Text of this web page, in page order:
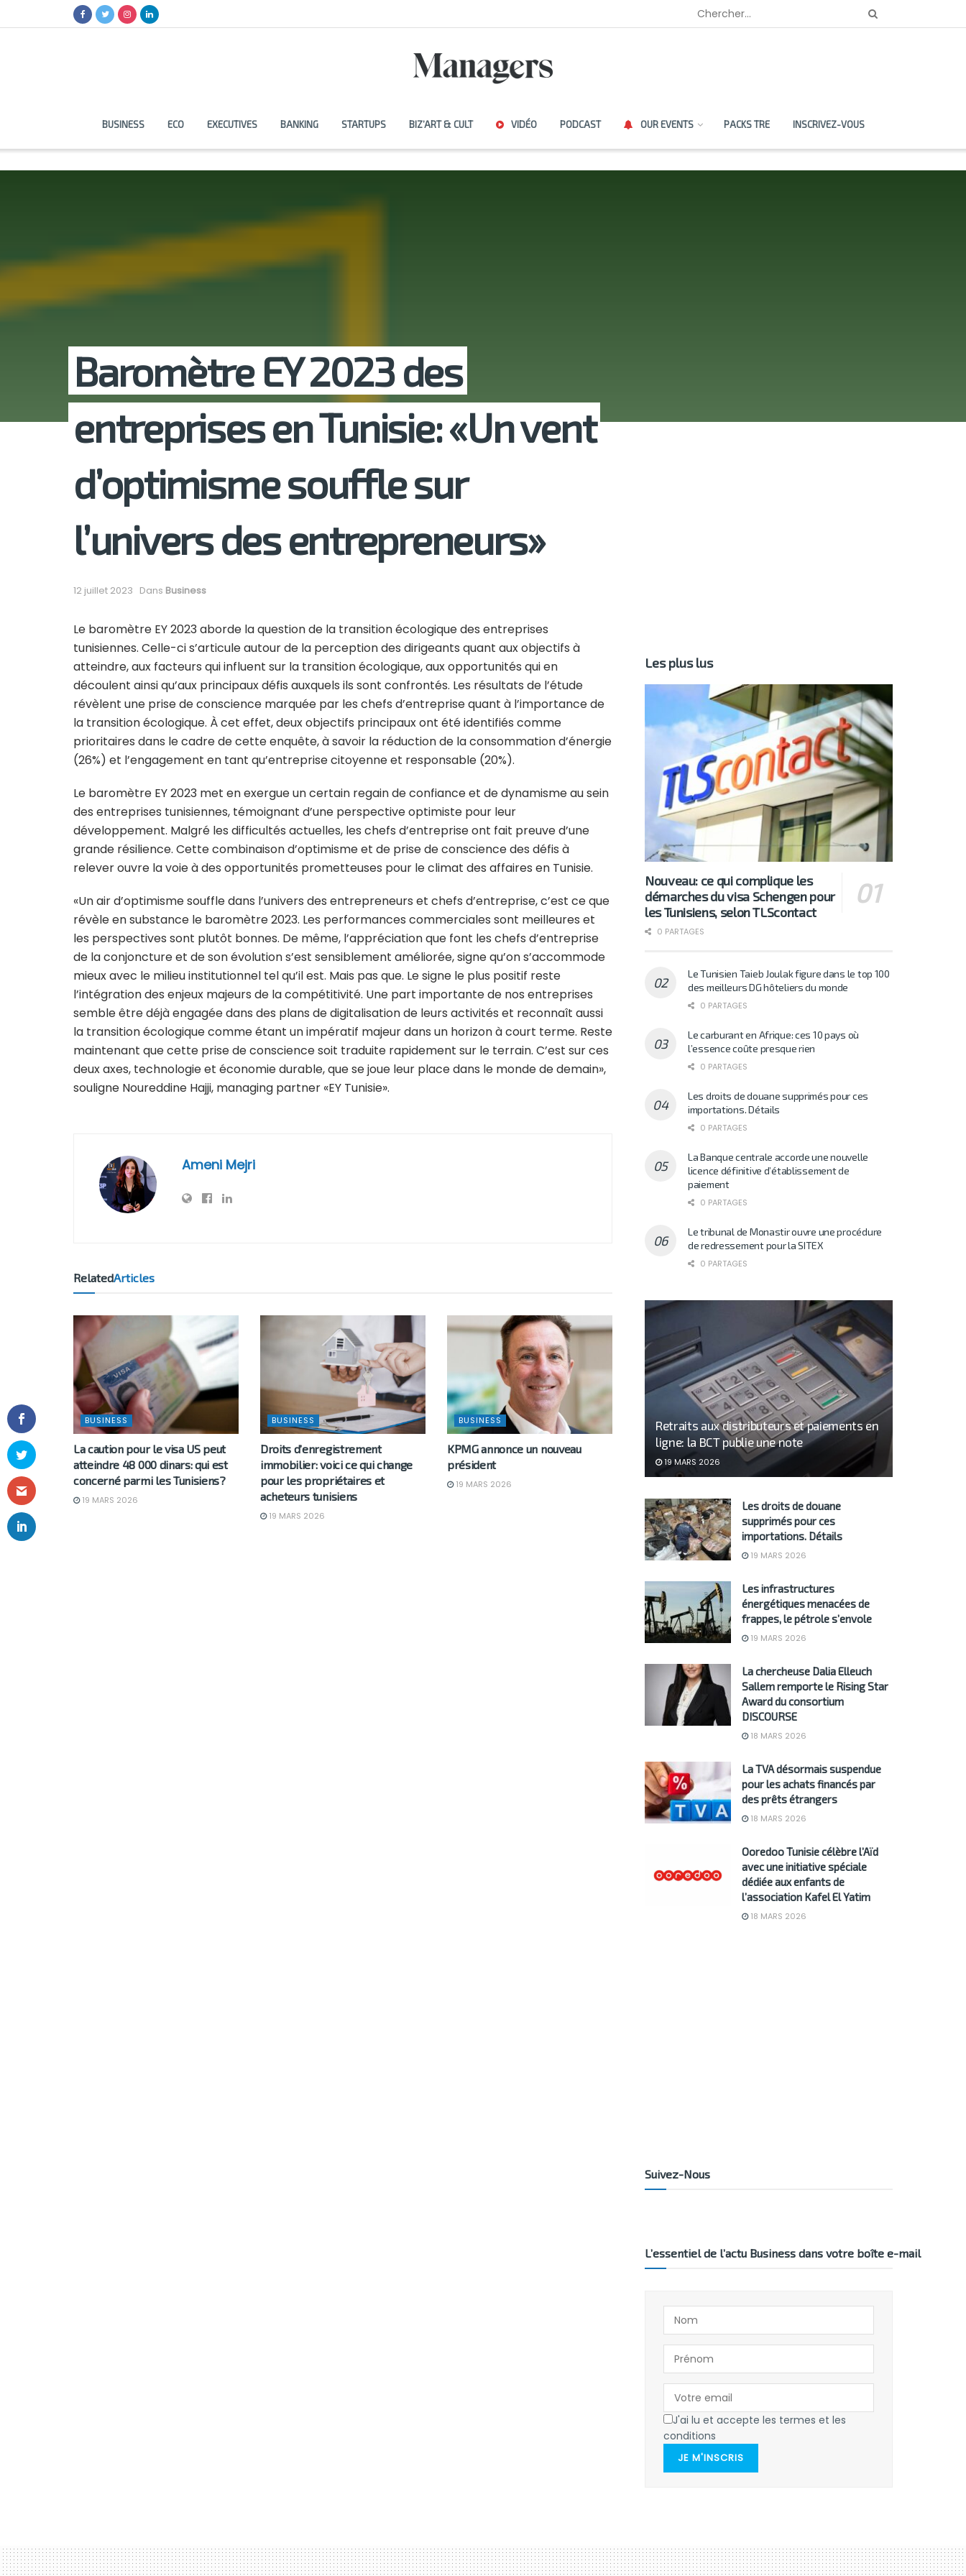
BUSINESS ECO EXECUTIVES BANKING STARTUPS BIZ’ART & CULT VIDÉO PODCAST OUR EVENTS PACKS TRE INSCRIVEZ-VOUS
Baromètre EY 2023 des
entreprises en Tunisie: «Un vent
d’optimisme souffle sur
l’univers des entrepreneurs»
12 juillet 2023 Dans Business
Le baromètre EY 2023 aborde la question de la transition écologique des entreprises
tunisiennes. Celle-ci s’articule autour de la perception des dirigeants quant aux objectifs à
atteindre, aux facteurs qui influent sur la transition écologique, aux opportunités qui en
découlent ainsi qu’aux principaux défis auxquels ils sont confrontés. Les résultats de l’étude
révèlent une prise de conscience marquée par les chefs d’entreprise quant à l’importance de
la transition écologique. À cet effet, deux objectifs principaux ont été identifiés comme
prioritaires dans le cadre de cette enquête, à savoir la réduction de la consommation d’énergie
(26%) et l’engagement en tant qu’entreprise citoyenne et responsable (20%).
Le baromètre EY 2023 met en exergue un certain regain de confiance et de dynamisme au sein
des entreprises tunisiennes, témoignant d’une perspective optimiste pour leur
développement. Malgré les difficultés actuelles, les chefs d’entreprise ont fait preuve d’une
grande résilience. Cette combinaison d’optimisme et de prise de conscience des défis à
relever ouvre la voie à des opportunités prometteuses pour le climat des affaires en Tunisie.
«Un air d’optimisme souffle dans l’univers des entrepreneurs et chefs d’entreprise, c’est ce que
révèle en substance le baromètre 2023. Les performances commerciales sont meilleures et
les perspectives sont plutôt bonnes. De même, l’appréciation que font les chefs d’entreprise
de la conjoncture et de son évolution s’est sensiblement améliorée, signe qu’on s’accommode
mieux avec le milieu institutionnel tel qu’il est. Mais pas que. Le signe le plus positif reste
l’intégration des enjeux majeurs de la compétitivité. Une part importante de nos entreprises
semble être déjà engagée dans des plans de digitalisation de leurs activités et reconnaît aussi
la transition écologique comme étant un impératif majeur dans un horizon à court terme. Reste
maintenant que cette prise de conscience soit traduite rapidement sur le terrain. C’est sur ces
deux axes, technologie et économie durable, que se joue leur place dans le monde de demain»,
souligne Noureddine Hajji, managing partner «EY Tunisie».
Ameni Mejri
RelatedArticles
BUSINESS
La caution pour le visa US peut
atteindre 48 000 dinars: qui est
concerné parmi les Tunisiens?
19 MARS 2026
BUSINESS
Droits d’enregistrement
immobilier: voici ce qui change
pour les propriétaires et
acheteurs tunisiens
19 MARS 2026
BUSINESS
KPMG annonce un nouveau
président
19 MARS 2026
Les plus lus
Nouveau: ce qui complique les
démarches du visa Schengen pour
les Tunisiens, selon TLScontact
0 PARTAGES
Le Tunisien Taieb Joulak figure dans le top 100
des meilleurs DG hôteliers du monde
0 PARTAGES
Le carburant en Afrique: ces 10 pays où
l’essence coûte presque rien
0 PARTAGES
Les droits de douane supprimés pour ces
importations. Détails
0 PARTAGES
La Banque centrale accorde une nouvelle
licence définitive d’établissement de
paiement
0 PARTAGES
Le tribunal de Monastir ouvre une procédure
de redressement pour la SITEX
0 PARTAGES
Retraits aux distributeurs et paiements en
ligne: la BCT publie une note
19 MARS 2026
Les droits de douane
supprimés pour ces
importations. Détails
19 MARS 2026
Les infrastructures
énergétiques menacées de
frappes, le pétrole s’envole
19 MARS 2026
La chercheuse Dalia Elleuch
Sallem remporte le Rising Star
Award du consortium
DISCOURSE
18 MARS 2026
La TVA désormais suspendue
pour les achats financés par
des prêts étrangers
18 MARS 2026
Ooredoo Tunisie célèbre l’Aïd
avec une initiative spéciale
dédiée aux enfants de
l’association Kafel El Yatim
18 MARS 2026
Suivez-Nous
L’essentiel de l’actu Business dans votre boîte e-mail
J'ai lu et accepte les termes et les
conditions
JE M'INSCRIS